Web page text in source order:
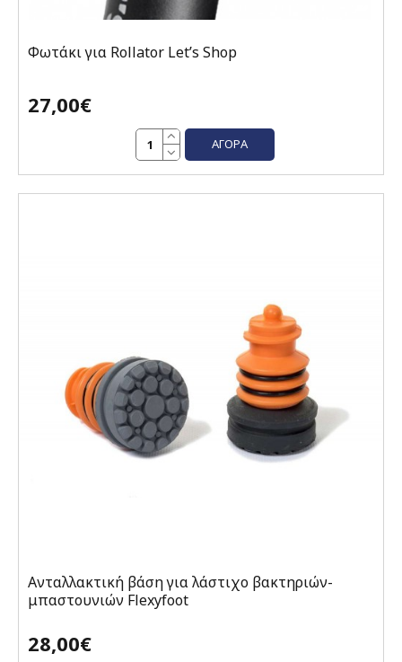
Φωτάκι για Rollator Let’s Shop
27,00€
ΑΓΟΡΆ
Ανταλλακτική βάση για λάστιχο βακτηριών-
μπαστουνιών Flexyfoot
28,00€